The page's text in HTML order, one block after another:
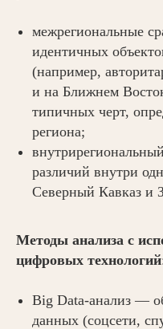
межрегиональные
идентичных
(например,
и на Ближнем
типичных черт,
региона;
различий внутри
Северный Кавказ и
Методы анализа с
цифровых технологий
Big Data-анализ —
данных (соцсети,